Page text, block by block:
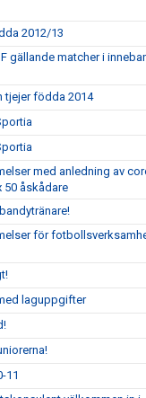
2012/13
gällande matcher i
tjejer födda 2014
med anledning av
50 åskådare
för
laguppgifter
11